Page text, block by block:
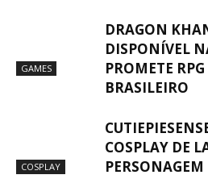
GAMES
DRAGON
DISPONÍVEL
PROMETE
BRASILEIRO
COSPLAY
COSPLAY DE